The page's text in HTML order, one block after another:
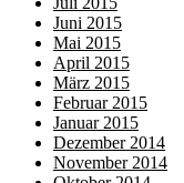
Juni 2015
Mai 2015
April 2015
März 2015
Februar 2015
Januar 2015
Dezember 2014
November 2014